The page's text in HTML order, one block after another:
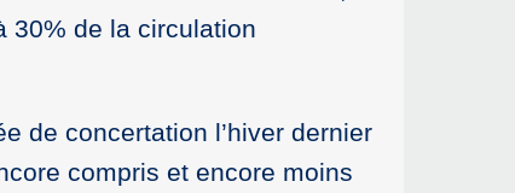
30% de la circulation
de concertation l’hiver dernier
compris et encore moins